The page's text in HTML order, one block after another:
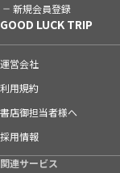
新規会員登録
GOOD LUCK TRIP
運営会社
利用規約
書店御担当者様へ
採用情報
関連サービス